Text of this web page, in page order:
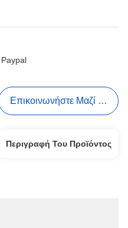
Επικοινωνήστε Μαζί Μας
Περιγραφή Του Προϊόντος